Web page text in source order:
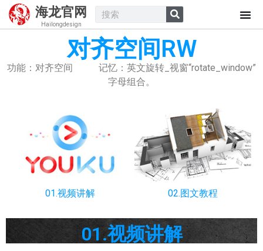
海龙官网
Hailongdesign
对齐空间RW
功能：对齐空间 记忆：英文旋转_视窗“rotate_window”
字母组合。
01.视频讲解 02.图文教程
01.视频讲解